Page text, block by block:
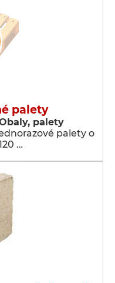
palety
palety
palety o
…